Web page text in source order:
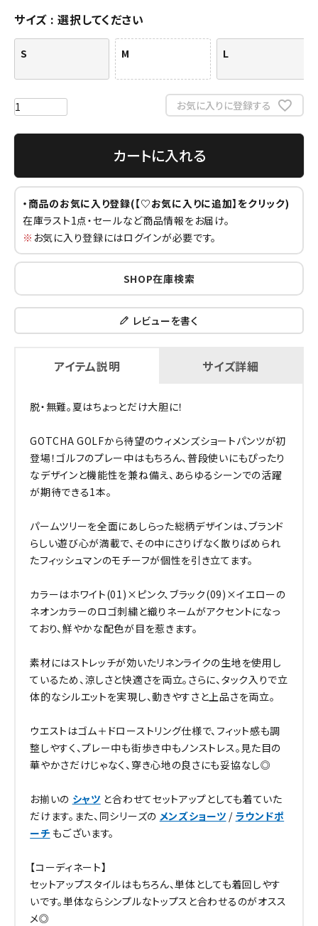
サイズ 選択してください
S M L
お気に入りに登録する
カートに入れる
・商品のお気に入り登録(【♡お気に入りに追加】をクリック)
在庫ラスト1点・セールなど商品情報をお届け。
※ お気に入り登録にはログインが必要です。
SHOP在庫検索
レビューを書く
アイテム説明 サイズ詳細
脱・無難。夏はちょっとだけ大胆に！
GOTCHA GOLFから待望のウィメンズショートパンツが初
登場！ゴルフのプレー中はもちろん、普段使いにもぴったり
なデザインと機能性を兼ね備え、あらゆるシーンでの活躍
が期待できる1本。
パームツリーを全面にあしらった総柄デザインは、ブランド
らしい遊び心が満載で、その中にさりげなく散りばめられ
たフィッシュマンのモチーフが個性を引き立てます。
カラーはホワイト(01)×ピンク、ブラック(09)×イエローの
ネオンカラーのロゴ刺繍と織りネームがアクセントになっ
ており、鮮やかな配色が目を惹きます。
素材にはストレッチが効いたリネンライクの生地を使用し
ているため、涼しさと快適さを両立。さらに、タック入りで立
体的なシルエットを実現し、動きやすさと上品さを両立。
ウエストはゴム＋ドローストリング仕様で、フィット感も調
整しやすく、プレー中も街歩き中もノンストレス。見た目の
華やかさだけじゃなく、穿き心地の良さにも妥協なし◎
お揃いの シャツ と合わせてセットアップとしても着ていた
だけます。また、同シリーズの メンズショーツ / ラウンドポ
ーチ もございます。
【コーディネート】
セットアップスタイルはもちろん、単体としても着回しやす
いです。単体ならシンプルなトップスと合わせるのがオスス
メ◎